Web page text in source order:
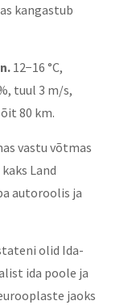
kangastub
12−16 °C,
tuul 3 m/s,
80 km.
vastu võtmas
Land
autoroolis ja
olid Ida-
ida poole ja
jaoks